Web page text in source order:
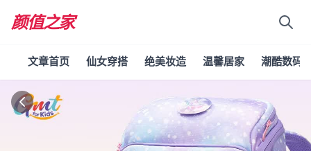
颜值之家
文章首页 仙女穿搭 绝美妆造 温馨居家 潮酷数码